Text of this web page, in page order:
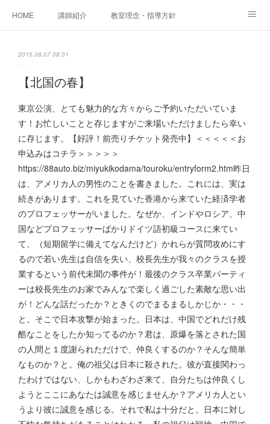
HOME 講師紹介 教室理念・指導方針
ご相談・体験レッスンお申し込み
アクセス 演奏スケジュール
2015.08.07 08:31
【北国の春】
東京公演、とても魅力的な方々からご予約いただいていま
す！お忙しいことと存じますがご来場いただけましたら幸い
に存じます。【好評！前売りチケット発売中】＜＜＜＜＜お
申込みはコチラ＞＞＞＞＞
https://88auto.biz/miyukikodama/touroku/entryform2.htm昨日
は、アメリカ人の男性のことを書きました。これには、実は
続きがあります。これを見ていた香港から来ていた経済学者
のプロフェッサーがいました。なぜか、インドやロシア、中
国などプロフェッサーばかりドイツ語初級コースに来てい
て、（短期留学に備えてなんだけど）かれらが質問攻めにす
るので若い先生は自信を失い、校長先生が我々のクラスを授
業するという前代未聞の事件が！最後のクラス卒業パーティ
ーは校長先生のお家でみんなで楽しく過ごした素敵な思い出
が！どんな話だったか？ときくのでまるまるしかじか・・・
と。そこで日本攻撃が始まった。日本は、中国でどれだけ残
酷なことをしたか知ってるのか？君は、原爆を落とされた国
の人間と１度謝られただけで、仲良くするのか？そんな簡単
なものか？と。俺の祖父は日本に殺された。彼が直接関わっ
たわけではない、しかもわざわざ来て、自分たちは仲良くし
ようとここにあなたは誠意を感じませんか？アメリカ人とい
うより彼に誠意を感じる。それで私は十分だと。日本に対し